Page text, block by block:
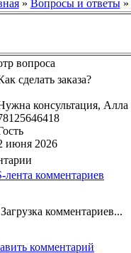
» Вопросы и ответы»
вопроса
сделать заказа?
консультация, Алла
июня 2026
лента комментариев
Загрузка комментариев...
комментарий